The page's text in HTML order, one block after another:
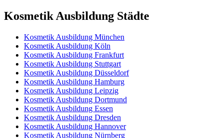
Kosmetik Ausbildung Städte
Kosmetik Ausbildung München
Kosmetik Ausbildung Köln
Kosmetik Ausbildung Frankfurt
Kosmetik Ausbildung Stuttgart
Kosmetik Ausbildung Düsseldorf
Kosmetik Ausbildung Hamburg
Kosmetik Ausbildung Leipzig
Kosmetik Ausbildung Dortmund
Kosmetik Ausbildung Essen
Kosmetik Ausbildung Dresden
Kosmetik Ausbildung Hannover
Kosmetik Ausbildung Nürnberg